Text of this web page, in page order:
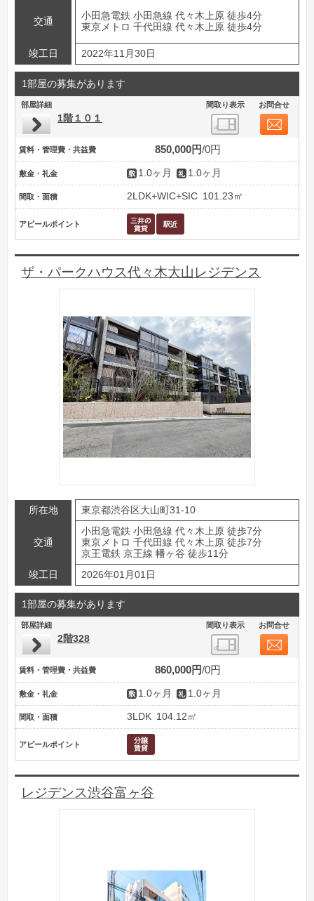
交通
小田急電鉄 小田急線 代々木上原 徒歩4分
東京メトロ 千代田線 代々木上原 徒歩4分
竣工日 2022年11月30日
1部屋の募集があります
部屋詳細 間取り表示 お問合せ
1階１０１
賃料・管理費・共益費 850,000円 0円
敷金・礼金 1.0ヶ月 1.0ヶ月
間取・面積 2LDK+WIC+SIC 101.23㎡
アピールポイント
ザ・パークハウス代々木大山レジデンス
所在地 東京都渋谷区大山町31-10
交通
小田急電鉄 小田急線 代々木上原 徒歩7分
東京メトロ 千代田線 代々木上原 徒歩7分
京王電鉄 京王線 幡ヶ谷 徒歩11分
竣工日
2026年01月01日
1部屋の募集があります
部屋詳細 間取り表示 お問合せ
2階328
賃料・管理費・共益費 860,000円 0円
敷金・礼金 1.0ヶ月 1.0ヶ月
間取・面積 3LDK 104.12㎡
アピールポイント
レジデンス渋谷富ヶ谷